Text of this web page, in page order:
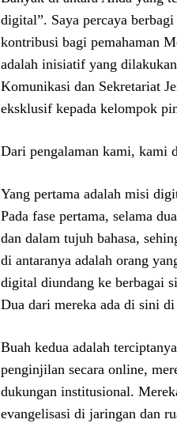
digital”. Saya percaya
kontribusi bagi pemahaman
adalah inisiatif yang
Komunikasi dan Sekretariat
eksklusif kepada kelompok
Dari pengalaman kami, kami
Yang pertama adalah misi
Pada fase pertama, selama
dan dalam tujuh bahasa,
di antaranya adalah orang
digital diundang ke berbagai
Dua dari mereka ada di sini di
Buah kedua adalah
penginjilan secara online,
dukungan institusional.
evangelisasi di jaringan dan